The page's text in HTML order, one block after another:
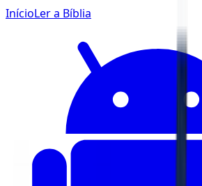
InícioLer a Bíblia